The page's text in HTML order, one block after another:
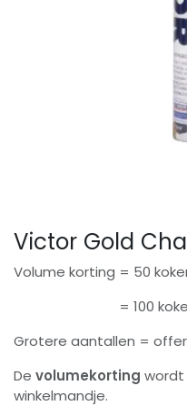
Victor Gold
Volume korting = 50
= 100
Grotere aantallen =
De volumekorting
winkelmandje.